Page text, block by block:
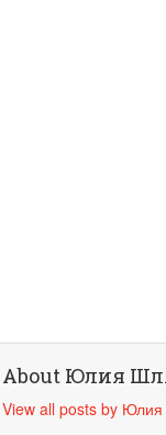
About Юлия
View all posts by